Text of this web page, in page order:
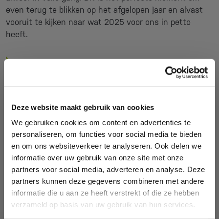
Deze website maakt gebruik van cookies
We gebruiken cookies om content en advertenties te
personaliseren, om functies voor social media te bieden
en om ons websiteverkeer te analyseren. Ook delen we
informatie over uw gebruik van onze site met onze
partners voor social media, adverteren en analyse. Deze
partners kunnen deze gegevens combineren met andere
informatie die u aan ze heeft verstrekt of die ze hebben
verzameld op basis van uw gebruik van hun services.
even terug te blikken op het afgelopen jaar en alvast
vooruit te kijken naar wat 2025 voor ons in petto
heeft.
Het belang van koeling
De winter is in volle gang en de machines stampen de
producten weer uit de matrijzen. Een belangrijk
onderdeel van de productie is het koelen van de
matrijzen en machines en dit is het moment om na te
denken over de juiste koelinstallatie.